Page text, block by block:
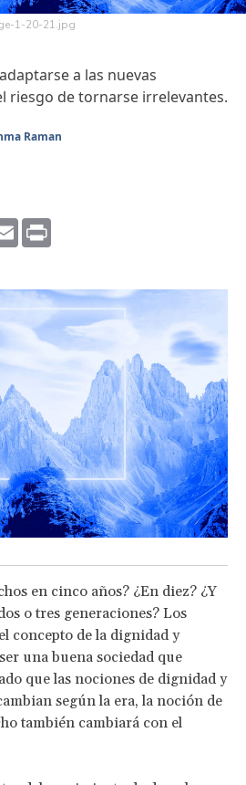
1-20-21.jpg
a las nuevas
riesgo de tornarse irrelevantes.
Raman
Email
en cinco años? ¿En diez? ¿Y
o tres generaciones? Los
concepto de la dignidad y
una buena sociedad que
que las nociones de dignidad y
según la era, la noción de
también cambiará con el